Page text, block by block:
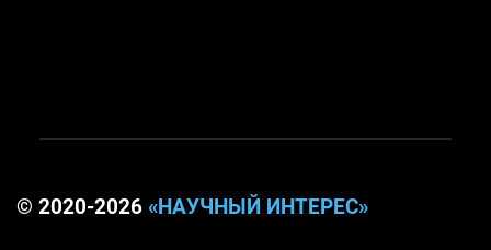
© 2020-2026 «НАУЧНЫЙ ИНТЕРЕС»